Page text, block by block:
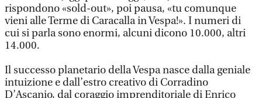
rispondono «sold-out», poi pausa, «tu comunque
vieni alle Terme di Caracalla in Vespa!». I numeri di
cui si parla sono enormi, alcuni dicono 10.000, altri
14.000.
Il successo planetario della Vespa nasce dalla geniale
intuizione e dall’estro creativo di Corradino
D’Ascanio, dal coraggio imprenditoriale di Enrico